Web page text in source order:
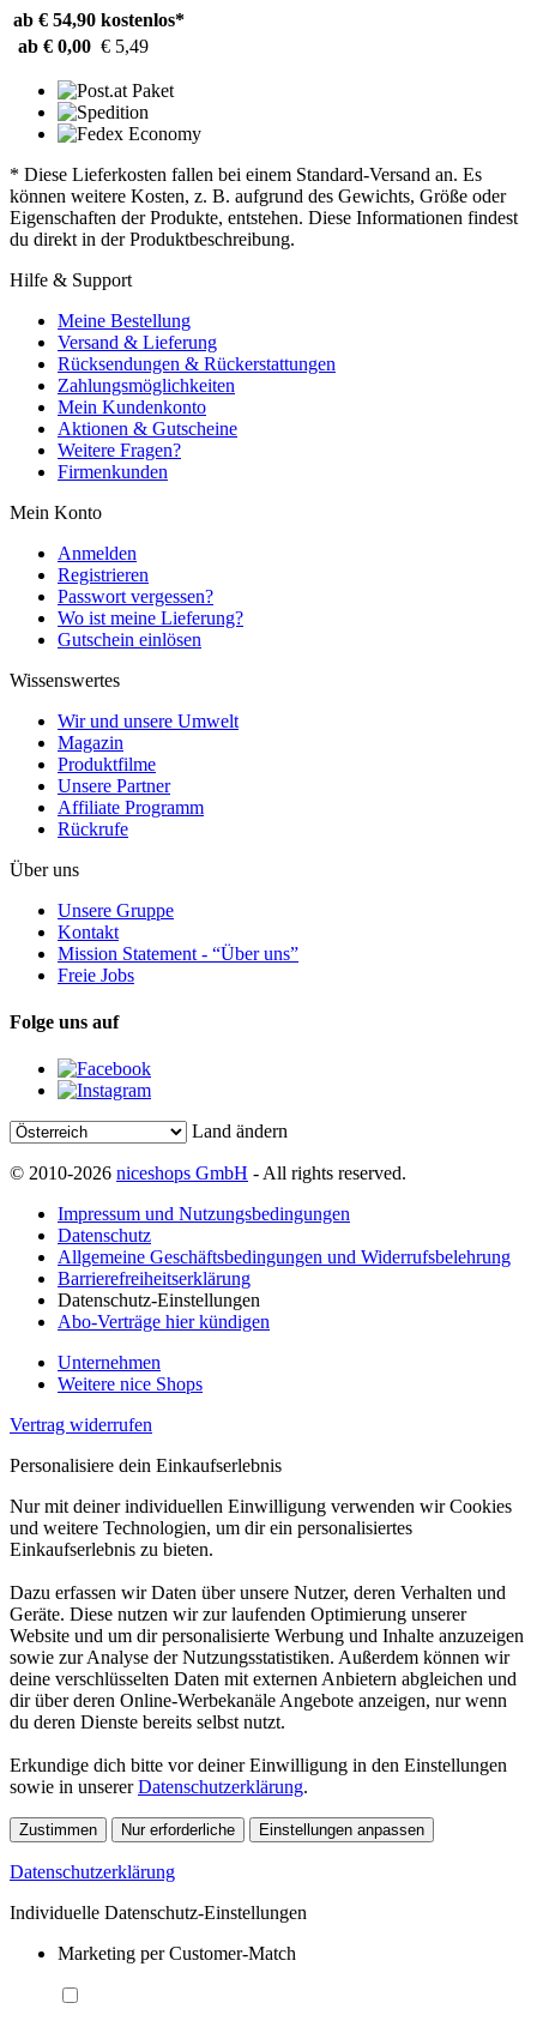
ab € 54,90 kostenlos*
ab € 0,00 € 5,49
* Diese Lieferkosten fallen bei einem Standard-Versand an. Es
können weitere Kosten, z. B. aufgrund des Gewichts, Größe oder
Eigenschaften der Produkte, entstehen. Diese Informationen findest
du direkt in der Produktbeschreibung.
Hilfe & Support
Meine Bestellung
Versand & Lieferung
Rücksendungen & Rückerstattungen
Zahlungsmöglichkeiten
Mein Kundenkonto
Aktionen & Gutscheine
Weitere Fragen?
Firmenkunden
Mein Konto
Anmelden
Registrieren
Passwort vergessen?
Wo ist meine Lieferung?
Gutschein einlösen
Wissenswertes
Wir und unsere Umwelt
Magazin
Produktfilme
Unsere Partner
Affiliate Programm
Rückrufe
Über uns
Unsere Gruppe
Kontakt
Mission Statement - “Über uns”
Freie Jobs
Folge uns auf
Land ändern
© 2010-2026 niceshops GmbH - All rights reserved.
Impressum und Nutzungsbedingungen
Datenschutz
Allgemeine Geschäftsbedingungen und Widerrufsbelehrung
Barrierefreiheitserklärung
Datenschutz-Einstellungen
Abo-Verträge hier kündigen
Unternehmen
Weitere nice Shops
Vertrag widerrufen
Personalisiere dein Einkaufserlebnis
Nur mit deiner individuellen Einwilligung verwenden wir Cookies
und weitere Technologien, um dir ein personalisiertes
Einkaufserlebnis zu bieten.
Dazu erfassen wir Daten über unsere Nutzer, deren Verhalten und
Geräte. Diese nutzen wir zur laufenden Optimierung unserer
Website und um dir personalisierte Werbung und Inhalte anzuzeigen
sowie zur Analyse der Nutzungsstatistiken. Außerdem können wir
deine verschlüsselten Daten mit externen Anbietern abgleichen und
dir über deren Online-Werbekanäle Angebote anzeigen, nur wenn
du deren Dienste bereits selbst nutzt.
Erkundige dich bitte vor deiner Einwilligung in den Einstellungen
sowie in unsererDatenschutzerklärung.
Zustimmen Nur erforderliche Einstellungen anpassen
Datenschutzerklärung
Individuelle Datenschutz-Einstellungen
Marketing per Customer-Match